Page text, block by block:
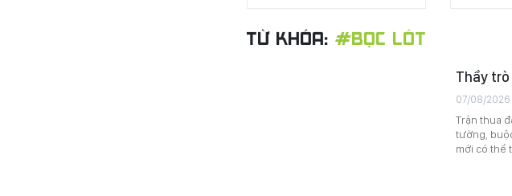
TỪ KHÓA: #BỌC LÓT
Thầy trò
07/08/2026
Trận thua
tường,
mới có thể